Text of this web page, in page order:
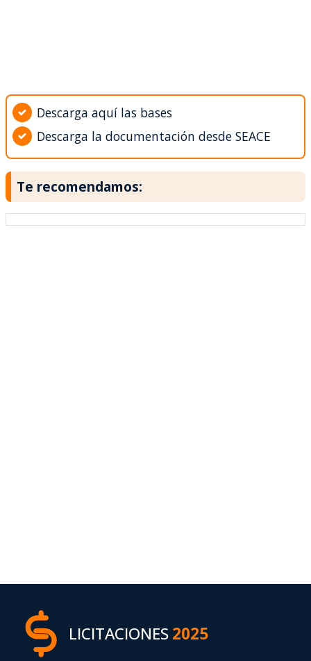
Descarga aquí las bases
Descarga la documentación desde SEACE
Te recomendamos:
LICITACIONES2025